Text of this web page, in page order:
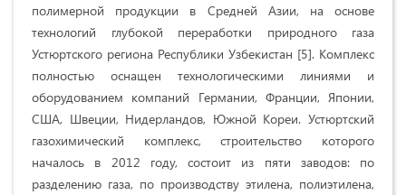
полимерной продукции в Средней Азии, на основе
технологий глубокой переработки природного газа
Устюртского региона Республики Узбекистан [5]. Комплекс
полностью оснащен технологическими линиями и
оборудованием компаний Германии, Франции, Японии,
США, Швеции, Нидерландов, Южной Кореи. Устюртский
газохимический комплекс, строительство которого
началось в 2012 году, состоит из пяти заводов: по
разделению газа, по производству этилена, полиэтилена,